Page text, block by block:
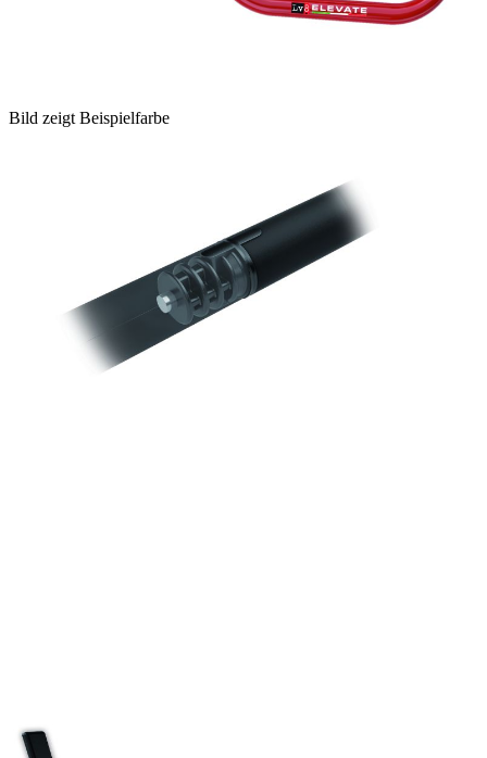
Bild zeigt Beispielfarbe